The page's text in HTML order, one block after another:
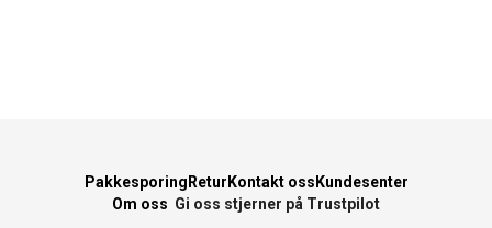
Pakkesporing Retur Kontakt oss Kundesenter
Om oss Gi oss stjerner på Trustpilot